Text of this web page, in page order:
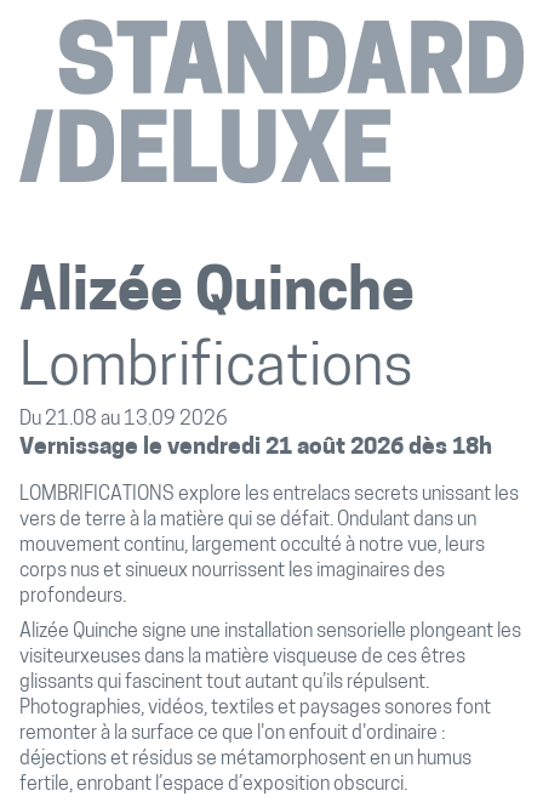
Alizée Quinche
Lombrifications
Du 21.08 au 13.09 2026
Vernissage le vendredi 21 août 2026 dès 18h
LOMBRIFICATIONS explore les entrelacs secrets unissant les
vers de terre à la matière qui se défait. Ondulant dans un
mouvement continu, largement occulté à notre vue, leurs
corps nus et sinueux nourrissent les imaginaires des
profondeurs.
Alizée Quinche signe une installation sensorielle plongeant les
visiteurxeuses dans la matière visqueuse de ces êtres
glissants qui fascinent tout autant qu’ils répulsent.
Photographies, vidéos, textiles et paysages sonores font
remonter à la surface ce que l'on enfouit d'ordinaire :
déjections et résidus se métamorphosent en un humus
fertile, enrobant l’espace d’exposition obscurci.